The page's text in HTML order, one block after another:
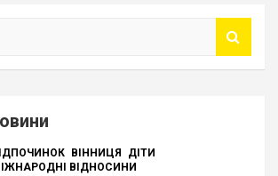
ВІННИЦЯ
ДІТИ
ВІДНОСИНИ